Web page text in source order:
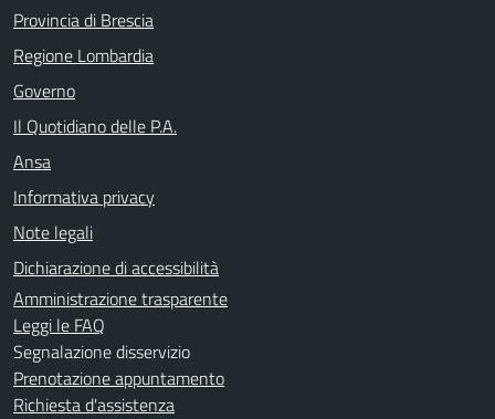
Provincia di Brescia
Regione Lombardia
Governo
Il Quotidiano delle P.A.
Ansa
Informativa privacy
Note legali
Dichiarazione di accessibilità
Amministrazione trasparente
Leggi le FAQ
Segnalazione disservizio
Prenotazione appuntamento
Richiesta d'assistenza